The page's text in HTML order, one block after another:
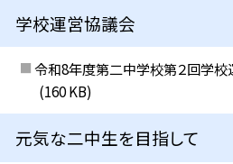
学校運営協議会
令和8年度第二中学校第２回学
(160 KB)
元気な二中生を目指して